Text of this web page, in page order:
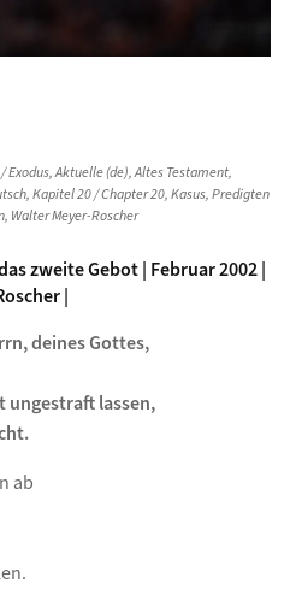
Exodus,Aktuelle (de),Altes Testament,
,Kapitel 20 / Chapter 20,Kasus,Predigten
, Walter Meyer-Roscher
zweite Gebot | Februar 2002 |
|
deines Gottes,
ungestraft lassen,
ab